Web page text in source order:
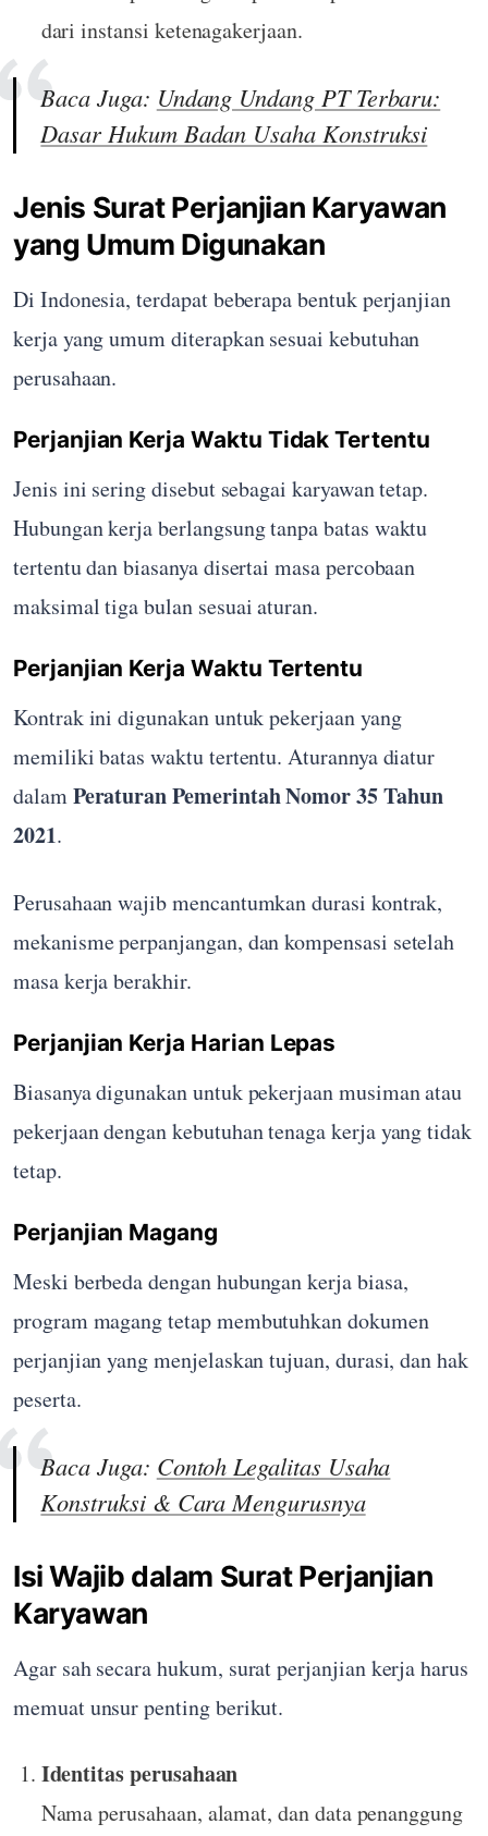
dari instansi ketenagakerjaan.
Baca Juga: Undang Undang PT Terbaru:
Dasar Hukum Badan Usaha Konstruksi
Jenis Surat Perjanjian Karyawan
yang Umum Digunakan
Di Indonesia, terdapat beberapa bentuk perjanjian
kerja yang umum diterapkan sesuai kebutuhan
perusahaan.
Perjanjian Kerja Waktu Tidak Tertentu
Jenis ini sering disebut sebagai karyawan tetap.
Hubungan kerja berlangsung tanpa batas waktu
tertentu dan biasanya disertai masa percobaan
maksimal tiga bulan sesuai aturan.
Perjanjian Kerja Waktu Tertentu
Kontrak ini digunakan untuk pekerjaan yang
memiliki batas waktu tertentu. Aturannya diatur
dalamPeraturan Pemerintah Nomor 35 Tahun
2021.
Perusahaan wajib mencantumkan durasi kontrak,
mekanisme perpanjangan, dan kompensasi setelah
masa kerja berakhir.
Perjanjian Kerja Harian Lepas
Biasanya digunakan untuk pekerjaan musiman atau
pekerjaan dengan kebutuhan tenaga kerja yang tidak
tetap.
Perjanjian Magang
Meski berbeda dengan hubungan kerja biasa,
program magang tetap membutuhkan dokumen
perjanjian yang menjelaskan tujuan, durasi, dan hak
peserta.
Baca Juga: Contoh Legalitas Usaha
Konstruksi & Cara Mengurusnya
Isi Wajib dalam Surat Perjanjian
Karyawan
Agar sah secara hukum, surat perjanjian kerja harus
memuat unsur penting berikut.
Identitas perusahaan
Nama perusahaan, alamat, dan data penanggung